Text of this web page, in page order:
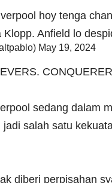
hoy tenga
Anfield lo
May 19, 2024
sedang dalam
salah satu
diberi perpisahan